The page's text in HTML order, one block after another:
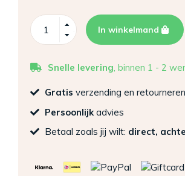
In winkelmand
Snelle levering, binnen 1 - 2
Gratis verzending en retourneren
Persoonlijk advies
Betaal zoals jij wilt: direct,